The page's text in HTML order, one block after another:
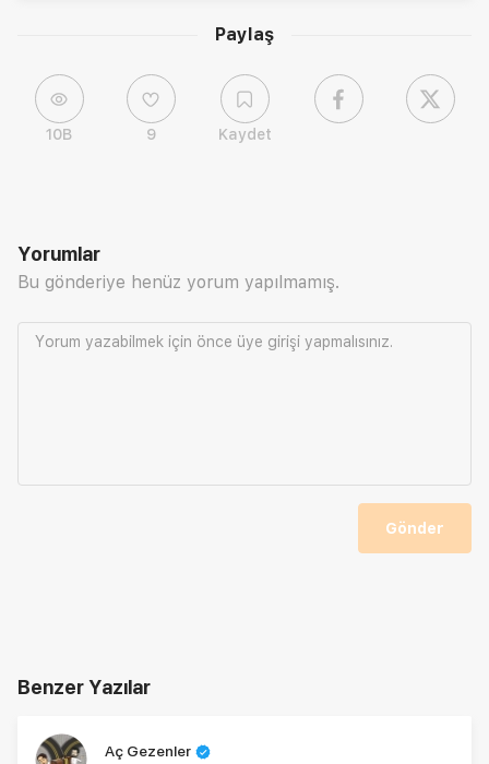
Paylaş
10B 9 Kaydet
Yorumlar
Bu gönderiye henüz yorum yapılmamış.
Yorum yazabilmek için önce üye girişi yapmalısınız.
Gönder
Benzer Yazılar
Aç Gezenler